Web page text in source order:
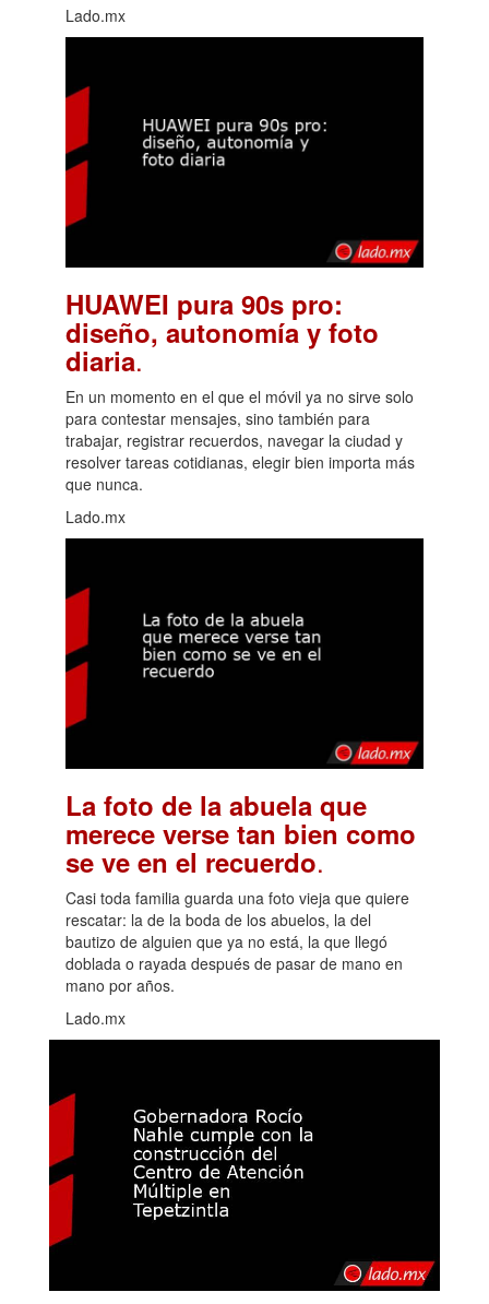
Lado.mx
HUAWEI pura 90s pro:
diseño, autonomía y foto
diaria.
En un momento en el que el móvil ya no sirve solo
para contestar mensajes, sino también para
trabajar, registrar recuerdos, navegar la ciudad y
resolver tareas cotidianas, elegir bien importa más
que nunca.
Lado.mx
La foto de la abuela que
merece verse tan bien como
se ve en el recuerdo.
Casi toda familia guarda una foto vieja que quiere
rescatar: la de la boda de los abuelos, la del
bautizo de alguien que ya no está, la que llegó
doblada o rayada después de pasar de mano en
mano por años.
Lado.mx